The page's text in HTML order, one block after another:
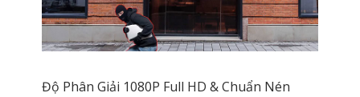
Độ Phân Giải 1080P Full HD & Chuẩn Nén